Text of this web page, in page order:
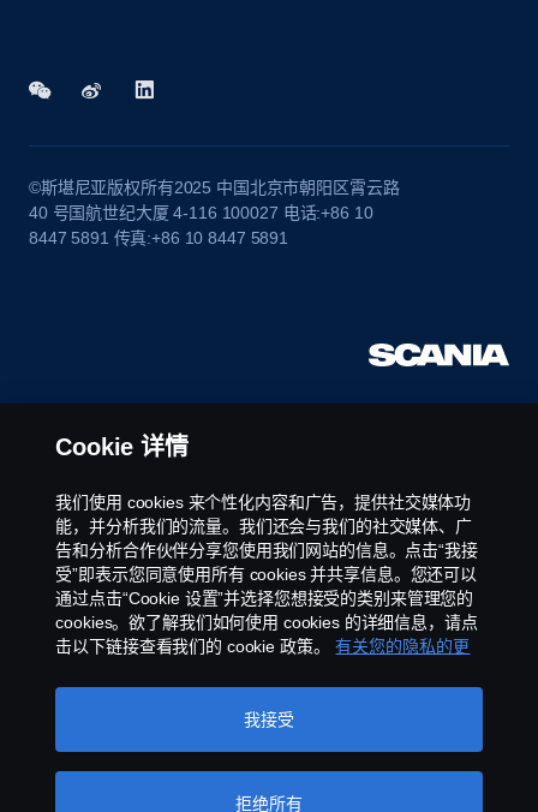
©斯堪尼亚版权所有2025 中国北京市朝阳区霄云路
40 号国航世纪大厦 4-116 100027 电话:+86 10
8447 5891 传真:+86 10 8447 5891
Cookie 详情
我们使用 cookies 来个性化内容和广告，提供社交媒体功
能，并分析我们的流量。我们还会与我们的社交媒体、广
告和分析合作伙伴分享您使用我们网站的信息。点击“我接
受”即表示您同意使用所有 cookies 并共享信息。您还可以
通过点击“Cookie 设置”并选择您想接受的类别来管理您的
cookies。欲了解我们如何使用 cookies 的详细信息，请点
击以下链接查看我们的 cookie 政策。
有关您的隐私的更
拒绝所有
我接受